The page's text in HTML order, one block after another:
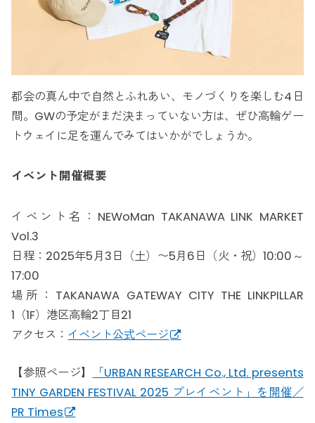
都会の真ん中で自然とふれあい、モノづくりを楽しむ4日
間。GWの予定がまだ決まっていない方は、ぜひ高輪ゲー
トウェイに足を運んでみてはいかがでしょうか。
イベント開催概要
イベント名：NEWoMan TAKANAWA LINK MARKET
Vol.3
日程：2025年5月3日（土）〜5月6日（火・祝）10:00～
17:00
場所：TAKANAWA GATEWAY CITY THE LINKPILLAR
1（1F）港区高輪2丁目21
アクセス： イベント公式ページ
【参照ページ】
「URBAN RESEARCH Co., Ltd. presents
TINY GARDEN FESTIVAL 2025 プレイベント」を開催／
PR Times